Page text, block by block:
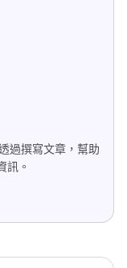
過撰寫文章，幫助
訊。